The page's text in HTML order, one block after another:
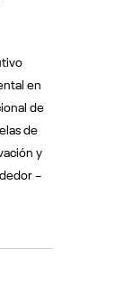
en
de
de
y
–